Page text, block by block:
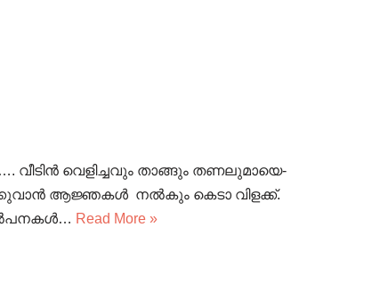
വീടിൻ വെളിച്ചവും താങ്ങും തണലുമായെ-
ആജ്ഞകൾ നൽകും കെടാ വിളക്ക്.
Read More »